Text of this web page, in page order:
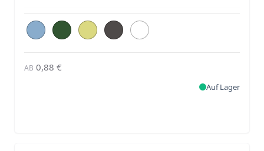
AB 0,88 €
Auf Lager